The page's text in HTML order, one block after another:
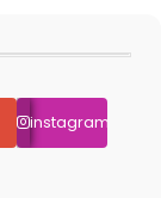
instagram